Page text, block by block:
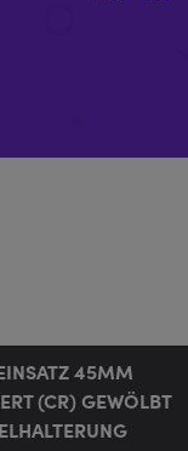
45MM
(CR) GEWÖLBT